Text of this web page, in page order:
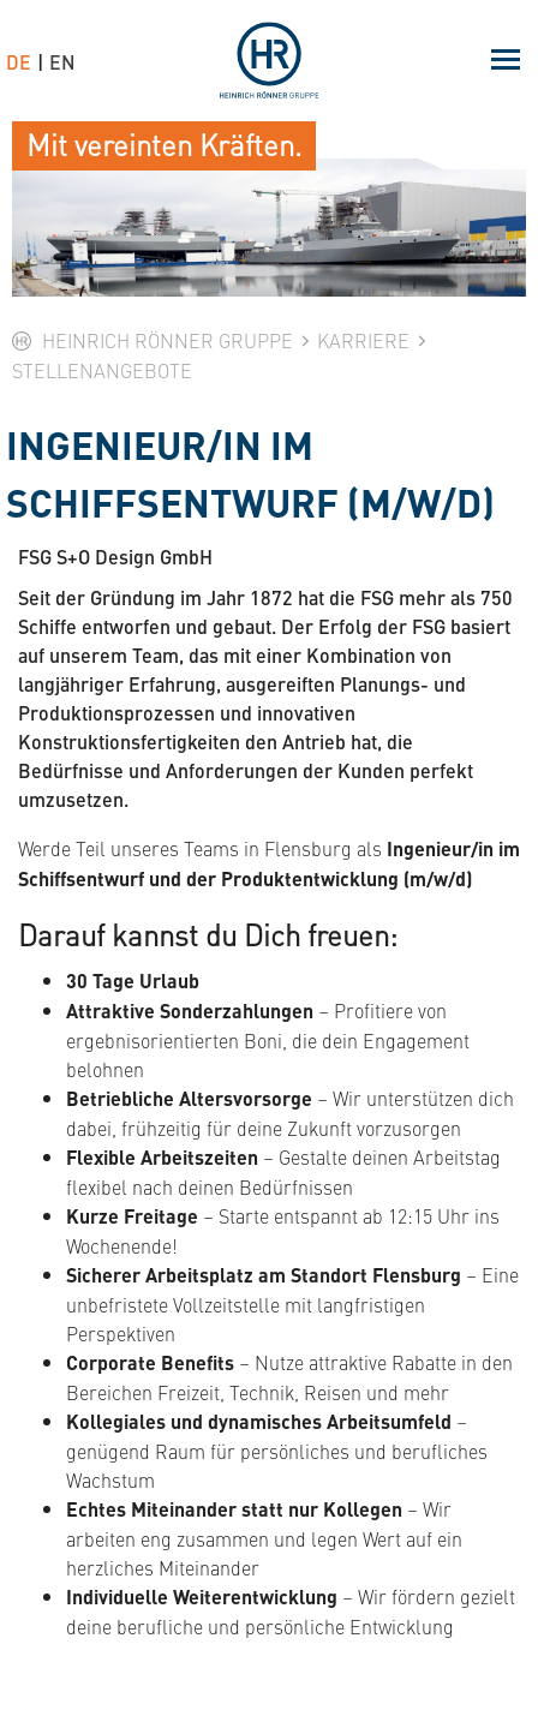
HEINRICH RÖNNER GRUPPE
KARRIERE
STELLENANGEBOTE
INGENIEUR/IN IM
SCHIFFSENTWURF (M/W/D)
FSG S+O Design GmbH
Seit der Gründung im Jahr 1872 hat die FSG mehr als 750
Schiffe entworfen und gebaut. Der Erfolg der FSG basiert
auf unserem Team, das mit einer Kombination von
langjähriger Erfahrung, ausgereiften Planungs- und
Produktionsprozessen und innovativen
Konstruktionsfertigkeiten den Antrieb hat, die
Bedürfnisse und Anforderungen der Kunden perfekt
umzusetzen.
Werde Teil unseres Teams in Flensburg als Ingenieur/in im
Schiffsentwurf und der Produktentwicklung (m/w/d)
Darauf kannst du Dich freuen:
30 Tage Urlaub
Attraktive Sonderzahlungen – Profitiere von
ergebnisorientierten Boni, die dein Engagement
belohnen
Betriebliche Altersvorsorge – Wir unterstützen dich
dabei, frühzeitig für deine Zukunft vorzusorgen
Flexible Arbeitszeiten – Gestalte deinen Arbeitstag
flexibel nach deinen Bedürfnissen
Kurze Freitage – Starte entspannt ab 12:15 Uhr ins
Wochenende!
Sicherer Arbeitsplatz am Standort Flensburg – Eine
unbefristete Vollzeitstelle mit langfristigen
Perspektiven
Corporate Benefits – Nutze attraktive Rabatte in den
Bereichen Freizeit, Technik, Reisen und mehr
Kollegiales und dynamisches Arbeitsumfeld –
genügend Raum für persönliches und berufliches
Wachstum
Echtes Miteinander statt nur Kollegen – Wir
arbeiten eng zusammen und legen Wert auf ein
herzliches Miteinander
Individuelle Weiterentwicklung – Wir fördern gezielt
deine berufliche und persönliche Entwicklung
Mit vereinten Kräften.
DE EN